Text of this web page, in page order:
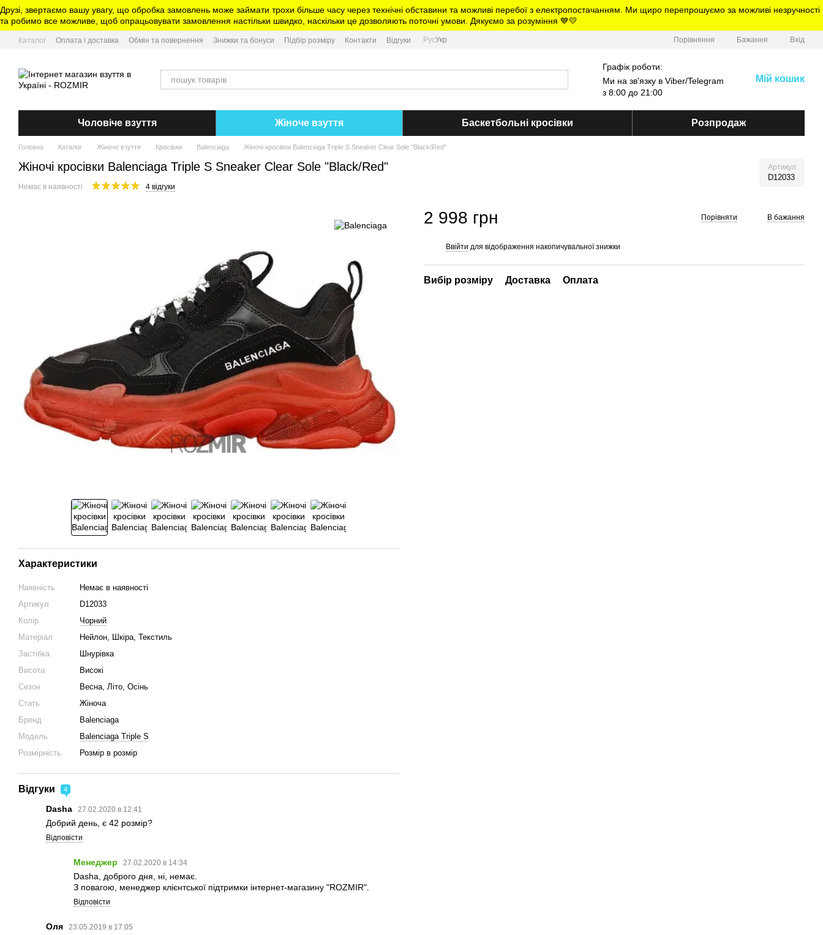
Перейти до основного контенту
Друзі, звертаємо вашу увагу, що обробка замовлень може займати трохи більше часу через технічні обставини та можливі перебої з електропостачанням. Ми щиро перепрошуємо за можливі незручності
та робимо все можливе, щоб опрацьовувати замовлення настільки швидко, наскільки це дозволяють поточні умови. Дякуємо за розуміння 💙💛
Каталог Оплата і доставка Обмін та повернення Знижки та бонуси Підбір розміру Контакти Відгуки РусУкр Порівняння Бажання Вхід
Графік роботи:
Ми на зв'язку в Viber/Telegram
з 8:00 до 21:00
Мій кошик
Чоловіче взуття Жіноче взуття Баскетбольні кросівки Розпродаж
Головна Каталог Жіноче взуття Кросівки Balenciaga Жіночі кросівки Balenciaga Triple S Sneaker Clear Sole "Black/Red"
Жіночі кросівки Balenciaga Triple S Sneaker Clear Sole "Black/Red" Артикул
D12033
Немає в наявності 4 відгуки
Характеристики
Наявність
Немає в наявності
Артикул
D12033
Колір
Чорний
Матеріал
Нейлон, Шкіра, Текстиль
Застібка
Шнурівка
Висота
Високі
Сезон
Весна, Літо, Осінь
Стать
Жіночa
Бренд
Balenciaga
Модель
Balenciaga Triple S
Розмірність
Розмір в розмір
Відгуки 4
Dasha 27.02.2020 в 12:41
Добрий день, є 42 розмір?
Відповісти
Менеджер 27.02.2020 в 14:34
Dasha, доброго дня, ні, немає.
З повагою, менеджер клієнтської підтримки інтернет-магазину "ROZMIR".
Відповісти
Оля 23.05.2019 в 17:05
2 998 грн Порівняти В бажання
Ввійти для відображення накопичувальної знижки
Вибір розміру Доставка Оплата